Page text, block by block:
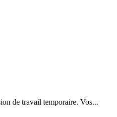
de travail temporaire. Vos...